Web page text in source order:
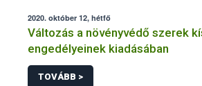
2020. október 12, hétfő
Változás a növényvédő szerek
engedélyeinek kiadásában
TOVÁBB >